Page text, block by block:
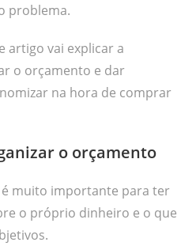
problema.
artigo vai explicar a
o orçamento e dar
na hora de comprar
o orçamento
muito importante para ter
o próprio dinheiro e o que